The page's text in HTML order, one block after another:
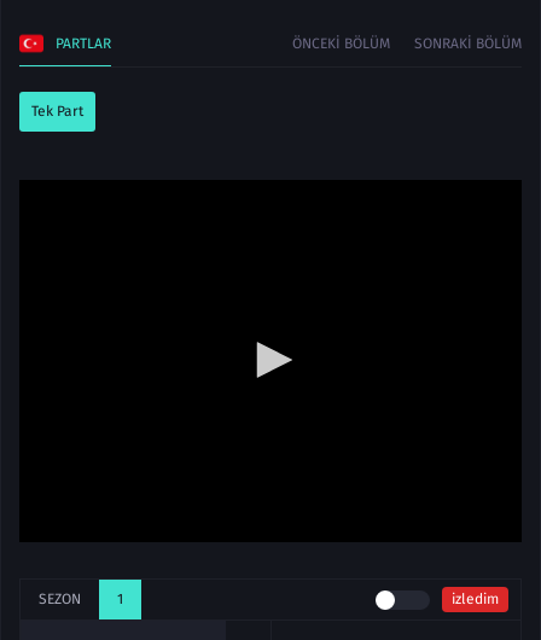
PARTLAR ÖNCEKI BÖLÜM SONRAKI BÖLÜM
Tek Part
SEZON 1 izledim